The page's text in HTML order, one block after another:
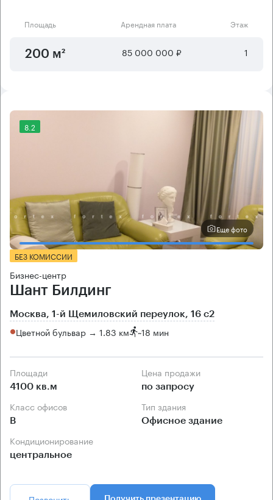
Площадь Арендная плата Этаж
200 м² 85 000 000 ₽ 1
8.2
Еще фото
БЕЗ КОМИССИИ
Бизнес-центр
Шант Билдинг
Москва, 1-й Щемиловский переулок, 16 с2
Цветной бульвар → 1.83 км ~18 мин
Площади
4100 кв.м
Цена продажи
по запросу
Класс офисов
B
Тип здания
Офисное здание
Кондиционирование
центральное